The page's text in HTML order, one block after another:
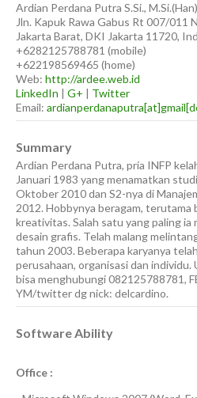
Ardian Perdana Putra S.Si., M.Si.(Han)
Jln. Kapuk Rawa Gabus Rt 007/011
Jakarta Barat, DKI Jakarta 11720,
+6282125788781 (mobile)
+622198569465 (home)
Web: http://ardee.web.id
LinkedIn | G+ | Twitter
Email:
Summary
Ardian Perdana Putra, pria INFP
Januari 1983 yang menamatkan
Oktober 2010 dan S2-nya di
2012. Hobbynya beragam,
kreativitas. Salah satu yang paling
desain grafis. Telah malang
tahun 2003. Beberapa karyanya
perusahaan, organisasi dan
bisa menghubungi 082125788781,
YM/twitter dg nick: delcardino.
Software Ability
Office :